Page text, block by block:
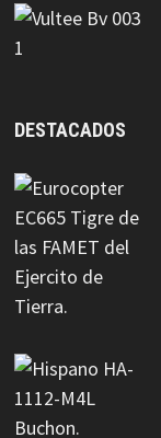
DESTACADOS